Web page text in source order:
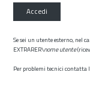
Accedi
Se sei un utente esterno, nel
EXTRARER\nome utente
Per problemi tecnici contatta